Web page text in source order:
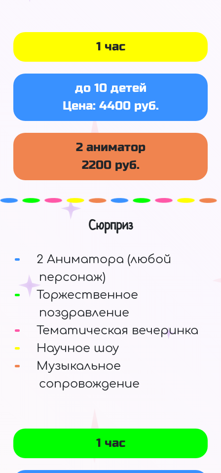
1 час
до 10 детей
Цена: 4400 руб.
2 аниматор
2200 руб.
Сюрприз
2 Аниматора (любой
персонаж)
Торжественное
поздравление
Тематическая вечеринка
Научное шоу
Музыкальное
сопровождение
1 час